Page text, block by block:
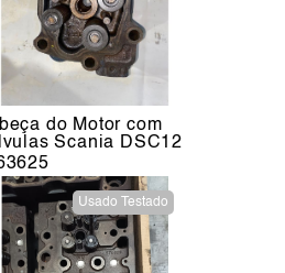
do Motor com
Scania DSC12
Usado Testado